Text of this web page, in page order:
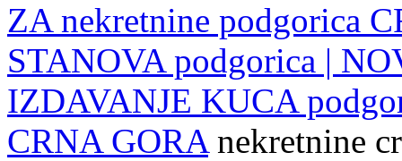
ZA nekretnine podgorica
STANOVA podgorica |
IZDAVANJE KUCA
CRNA GORA nekretnine